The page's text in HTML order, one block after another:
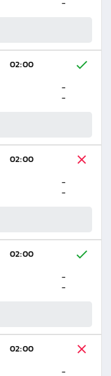
-
02:00
-
-
02:00
-
-
02:00
-
-
02:00
-